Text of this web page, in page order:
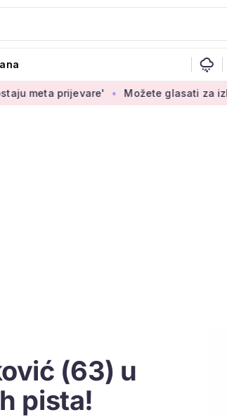
Možete glasati za izbor novih
(63) u
pista!